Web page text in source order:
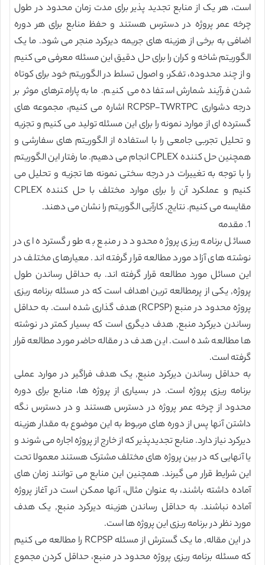
است، هر یک از منابع تجدید پذیر برای مدت زمان محدود در طول
چرخه عمر پروژه در دسترس هستند و حفظ منابع برای هر دوره
اضافی به برخی از هزینه های جریمه دیرکرد منجر می شود. ما یک
الگوریتم شاخه و کران را برای حل دقیق این مسئله معرفی می کنیم
و از چند محدوده، تفکر، و اصول تسلط در الگوریتم خود برای کوتاه
شدن فرآیند شمارش استفاده می کنیم. ما به پارامترهای موثر بر
درجه دشواری RCPSP-TWRTPC اشاره می کنیم، مجموعه های
گسترده ای از موارد نمونه را برای این مسئله تولید می کنیم و تجزیه
و تحلیل تجربی جامعی را با استفاده از الگوریتم های سفارشی و
همچنین حل کننده CPLEX انجام می دهیم. ما رفتار این الگوریتم
را با توجه به تغییرات در درجه سختی نمونه ها تجزیه و تحلیل می
کنیم و عملکرد آن را برای موارد مختلف با حل کننده CPLEX
مقایسه می کنیم. نتایج, کارآیی الگوریتم را نشان می دهند.
1. مقدمه
مسائل برنامه ریزی پروژه محدود در منبع به طور گسترده ای در
نوشته های آزاد مورد مطالعه قرار گرفته اند. معیارهای مختلف در
این مسائل مورد مطالعه قرار گرفته اند. به حداقل رساندن طول
پروژه, یکی از پرمطالعه ترین اهداف است که در مسئله برنامه ریزی
پروژه محدود در منبع (RCPSP) هدف گذاری شده است. به حداقل
رساندن دیرکرد منبع, هدف دیگری است که بسیار کمتر در نوشته
ها مطالعه شده است. این هدف در مقاله حاضر مورد مطالعه قرار
گرفته است.
به حداقل رساندن دیرکرد منبع, یک هدف فراگیر در موارد عملی
برنامه ریزی پروژه است. در بسیاری از پروژه ها، منابع برای دوره
محدود از چرخه عمر پروژه در دسترس هستند و در دسترس نگه
داشتن آنها پس از دوره های مربوط به این موضوع به مقدار هزینه
دیرکرد نیاز دارد. منابع تجدیدپذیر که از خارج از پروژه اجاره می شوند و
یا آنهایی که در بین پروژه های مختلف مشترک هستند معمولا تحت
این شرایط قرار می گیرند. همچنین این منابع می توانند زمان های
آماده داشته باشند، به عنوان مثال، آنها ممکن است در آغاز پروژه
آماده نباشند. به حداقل رساندن هزینه دیرکرد منبع, یک هدف
مورد نظر در برنامه ریزی این پروژه ها است.
در این مقاله, ما یک گسترش از مسئله RCPSP را مطالعه می کنیم
که مسئله برنامه ریزی پروژه محدود در منبع، حداقل کردن مجموع